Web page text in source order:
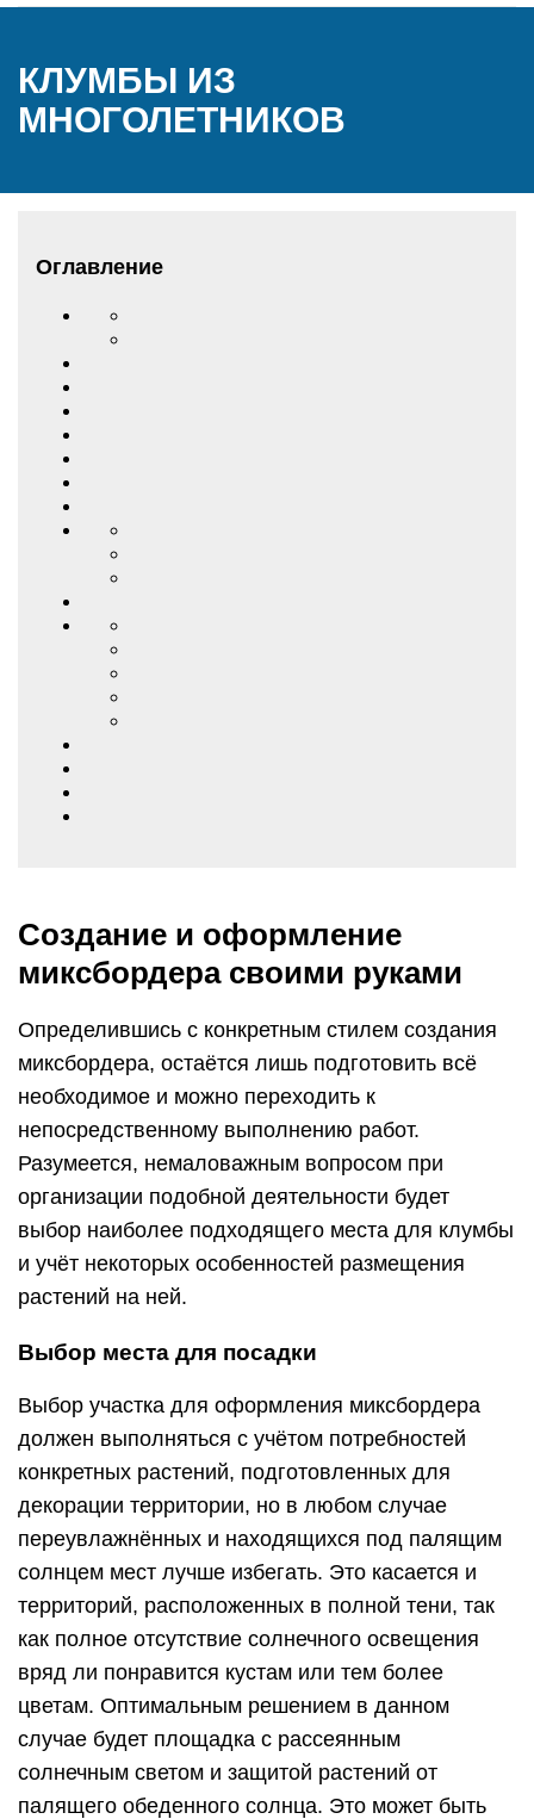
КЛУМБЫ ИЗ
МНОГОЛЕТНИКОВ
Оглавление
Создание и оформление
миксбордера своими руками
Определившись с конкретным стилем создания
миксбордера, остаётся лишь подготовить всё
необходимое и можно переходить к
непосредственному выполнению работ.
Разумеется, немаловажным вопросом при
организации подобной деятельности будет
выбор наиболее подходящего места для клумбы
и учёт некоторых особенностей размещения
растений на ней.
Выбор места для посадки
Выбор участка для оформления миксбордера
должен выполняться с учётом потребностей
конкретных растений, подготовленных для
декорации территории, но в любом случае
переувлажнённых и находящихся под палящим
солнцем мест лучше избегать. Это касается и
территорий, расположенных в полной тени, так
как полное отсутствие солнечного освещения
вряд ли понравится кустам или тем более
цветам. Оптимальным решением в данном
случае будет площадка с рассеянным
солнечным светом и защитой растений от
палящего обеденного солнца. Это может быть